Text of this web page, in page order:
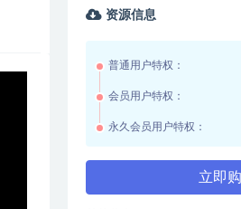
资源信息
普通用户特权：
会员用户特权：
永久会员用户特权：
立即